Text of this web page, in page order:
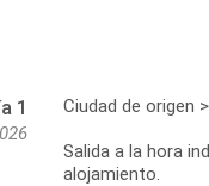
1 Ciudad de origen
Salida a la hora
alojamiento.